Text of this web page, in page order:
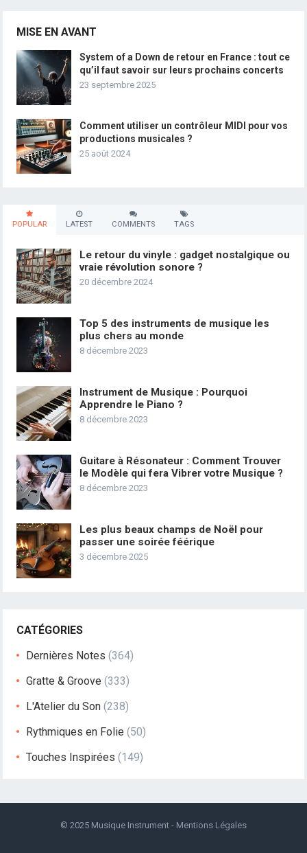
MISE EN AVANT
System of a Down de retour en France : tout ce
qu’il faut savoir sur leurs prochains concerts
23 septembre 2025
Comment utiliser un contrôleur MIDI pour vos
productions musicales ?
25 août 2024
POPULAR LATEST COMMENTS TAGS
Le retour du vinyle : gadget nostalgique ou
vraie révolution sonore ?
20 décembre 2024
Top 5 des instruments de musique les
plus chers au monde
8 décembre 2023
Instrument de Musique : Pourquoi
Apprendre le Piano ?
8 décembre 2023
Guitare à Résonateur : Comment Trouver
le Modèle qui fera Vibrer votre Musique ?
8 décembre 2023
Les plus beaux champs de Noël pour
passer une soirée féérique
3 décembre 2025
CATÉGORIES
Dernières Notes (364)
Gratte & Groove (333)
L'Atelier du Son (238)
Rythmiques en Folie (50)
Touches Inspirées (149)
© 2025 Musique Instrument - Mentions Légales